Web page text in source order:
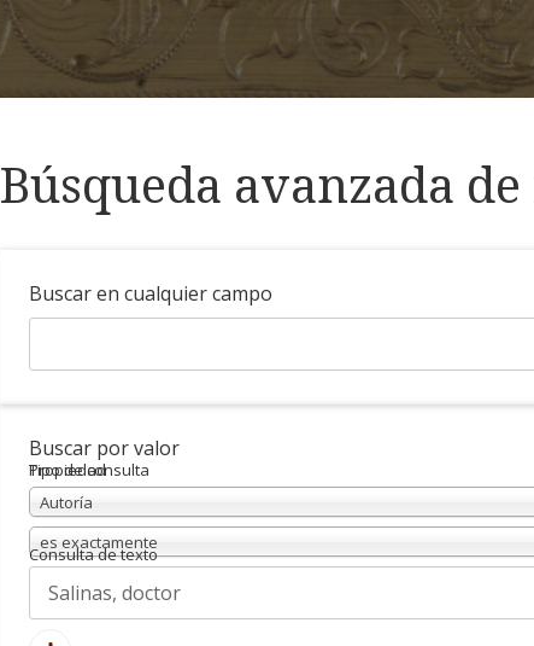
Búsqueda avanzada
Buscar en cualquier campo
Buscar por valor
Propiedad
Autoría
Tipo de consulta
es exactamente
Consulta de texto